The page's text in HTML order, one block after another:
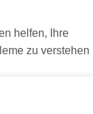
helfen, Ihre
zu verstehen